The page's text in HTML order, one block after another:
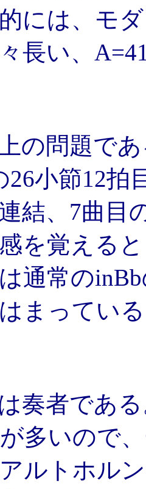
には、モ
長い、
の問題で
26小節12拍
結、7曲目
を覚える
通常の
まってい
奏者であ
多いので
ルトホル